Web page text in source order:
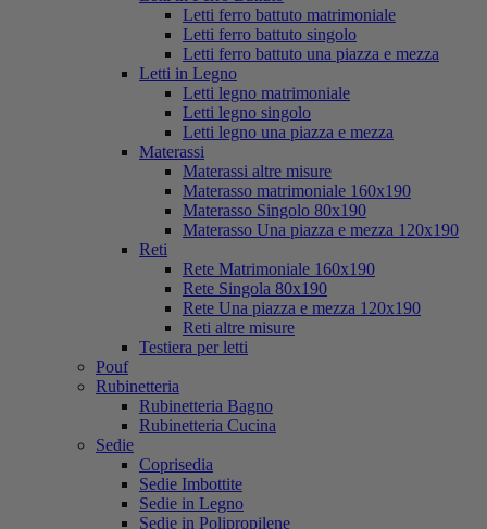
Letti ferro battuto matrimoniale
Letti ferro battuto singolo
Letti ferro battuto una piazza e mezza
Letti in Legno
Letti legno matrimoniale
Letti legno singolo
Letti legno una piazza e mezza
Materassi
Materassi altre misure
Materasso matrimoniale 160x190
Materasso Singolo 80x190
Materasso Una piazza e mezza 120x190
Reti
Rete Matrimoniale 160x190
Rete Singola 80x190
Rete Una piazza e mezza 120x190
Reti altre misure
Testiera per letti
Pouf
Rubinetteria
Rubinetteria Bagno
Rubinetteria Cucina
Sedie
Coprisedia
Sedie Imbottite
Sedie in Legno
Sedie in Polipropilene